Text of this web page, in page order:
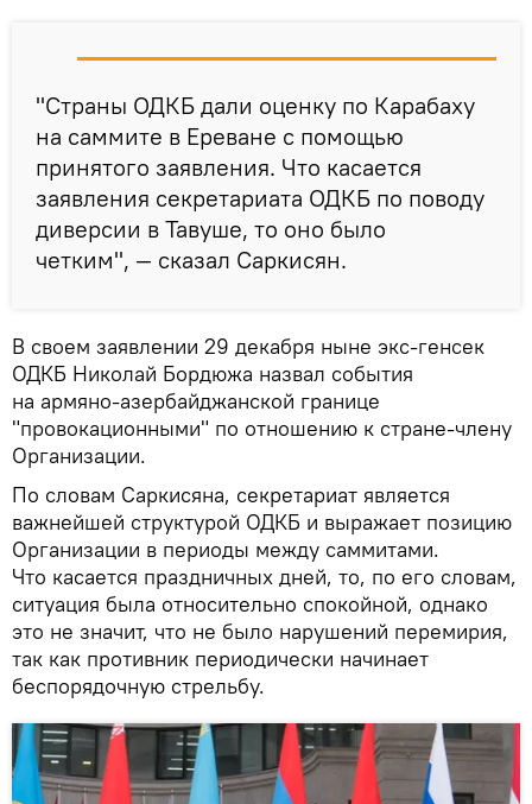
"Страны ОДКБ дали оценку по Карабаху
на саммите в Ереване с помощью
принятого заявления. Что касается
заявления секретариата ОДКБ по поводу
диверсии в Тавуше, то оно было
четким", — сказал Саркисян.
В своем заявлении 29 декабря ныне экс-генсек
ОДКБ Николай Бордюжа назвал события
на армяно-азербайджанской границе
"провокационными" по отношению к стране-члену
Организации.
По словам Саркисяна, секретариат является
важнейшей структурой ОДКБ и выражает позицию
Организации в периоды между саммитами.
Что касается праздничных дней, то, по его словам,
ситуация была относительно спокойной, однако
это не значит, что не было нарушений перемирия,
так как противник периодически начинает
беспорядочную стрельбу.